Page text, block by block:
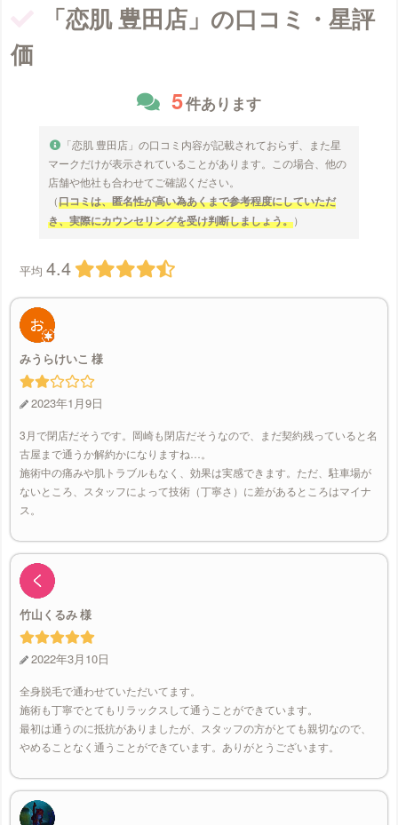
「恋肌 豊田店」の口コミ・星評
価
5件あります
「恋肌 豊田店」の口コミ内容が記載されておらず、また星
マークだけが表示されていることがあります。この場合、他の
店舗や他社も合わせてご確認ください。
（口コミは、匿名性が高い為あくまで参考程度にしていただ
き、実際にカウンセリングを受け判断しましょう。）
平均4.4
みうらけいこ
2023年1月9日
3月で閉店だそうです。岡崎も閉店だそうなので、まだ契約残っていると名
古屋まで通うか解約かになりますね…。
施術中の痛みや肌トラブルもなく、効果は実感できます。ただ、駐車場が
ないところ、スタッフによって技術（丁寧さ）に差があるところはマイナ
ス。
竹山くるみ
2022年3月10日
全身脱毛で通わせていただいてます。
施術も丁寧でとてもリラックスして通うことができています。
最初は通うのに抵抗がありましたが、スタッフの方がとても親切なので、
やめることなく通うことができています。ありがとうございます。